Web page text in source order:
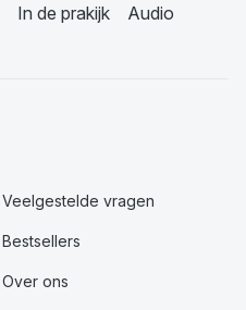
In de prakijk Audio
Veelgestelde vragen
Bestsellers
Over ons